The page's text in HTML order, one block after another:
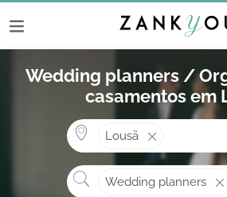
Wedding planners /
casamentos em
Lousã
Wedding planners